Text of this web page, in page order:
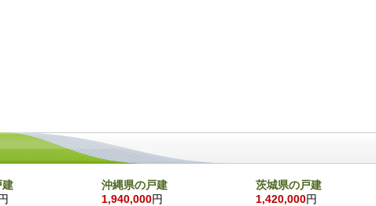
建
沖縄県の戸建
1,940,000円
茨城県の戸建
1,420,000円